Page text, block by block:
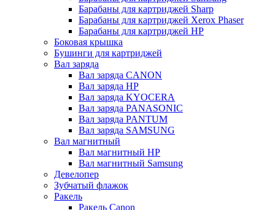
Барабаны для картриджей Sharp
Барабаны для картриджей Xerox Phaser
Барабаны для картриджей НР
Боковая крышка
Бушинги для картриджей
Вал заряда
Вал заряда CANON
Вал заряда HP
Вал заряда KYOCERA
Вал заряда PANASONIC
Вал заряда PANTUM
Вал заряда SAMSUNG
Вал магнитный
Вал магнитный HP
Вал магнитный Samsung
Девелопер
Зубчатый флажок
Ракель
Ракель Canon